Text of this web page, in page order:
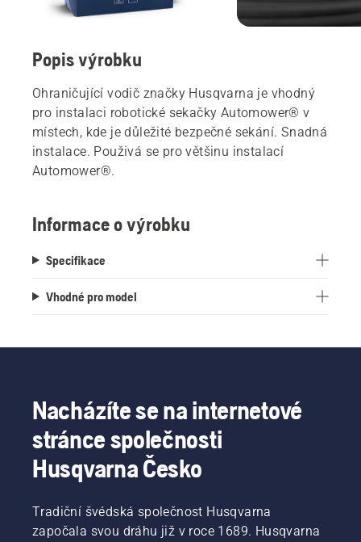
Popis výrobku
Ohraničující vodič značky Husqvarna je vhodný
pro instalaci robotické sekačky Automower® v
místech, kde je důležité bezpečné sekání. Snadná
instalace. Použivá se pro většinu instalací
Automower®.
Informace o výrobku
Specifikace
Vhodné pro model
Nacházíte se na internetové
stránce společnosti
Husqvarna Česko
Tradiční švédská společnost Husqvarna
započala svou dráhu již v roce 1689. Husqvarna